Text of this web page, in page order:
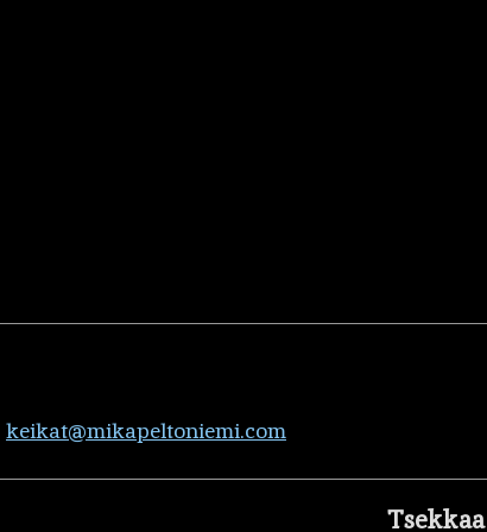
keikat@mikapeltoniemi.com